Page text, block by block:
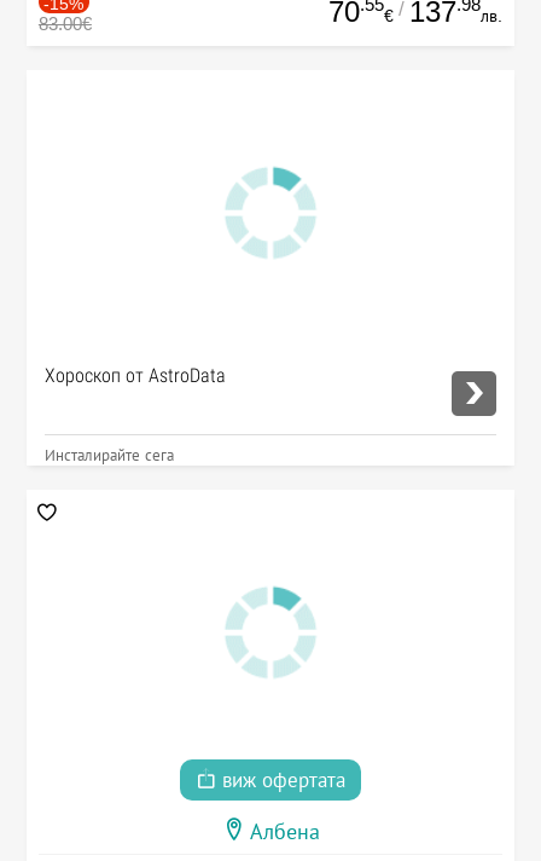
-15%
83.00€ 70.55
€ / 137.98
лв.
Хороскоп от AstroData
Инсталирайте сега
виж офертата
Албена